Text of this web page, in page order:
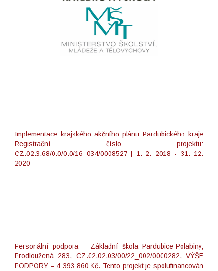
Implementace krajského akčního plánu Pardubického kraje
Registrační číslo projektu:
CZ.02.3.68/0.0/0.0/16_034/0008527 | 1. 2. 2018 - 31. 12.
2020
Personální podpora – Základní škola Pardubice-Polabiny,
Prodloužená 283, CZ.02.02.03/00/22_002/0000282, VÝŠE
PODPORY – 4 393 860 Kč. Tento projekt je spolufinancován